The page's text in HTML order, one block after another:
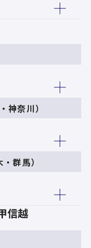
神奈川）
群馬）
信越